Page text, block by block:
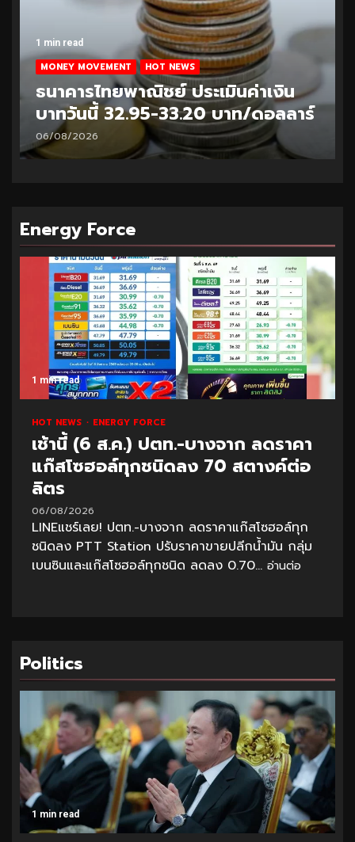
1 min read
MONEY MOVEMENT HOT NEWS
ธนาคารไทยพาณิชย์ ประเมินค่าเงิน
บาทวันนี้ 32.95-33.20 บาท/ดอลลาร์
06/08/2026
Energy Force
1 min read
HOT NEWS ENERGY FORCE
เช้านี้ (6 ส.ค.) ปตท.-บางจาก ลดราคา
แก๊สโซฮอล์ทุกชนิดลง 70 สตางค์ต่อ
ลิตร
06/08/2026
LINEแชร์เลย! ปตท.-บางจาก ลดราคาแก๊สโซฮอล์ทุก
ชนิดลง PTT Station ปรับราคาขายปลีกน้ำมัน กลุ่ม
เบนซินและแก๊สโซฮอล์ทุกชนิด ลดลง 0.70... อ่านต่อ
Politics
1 min read